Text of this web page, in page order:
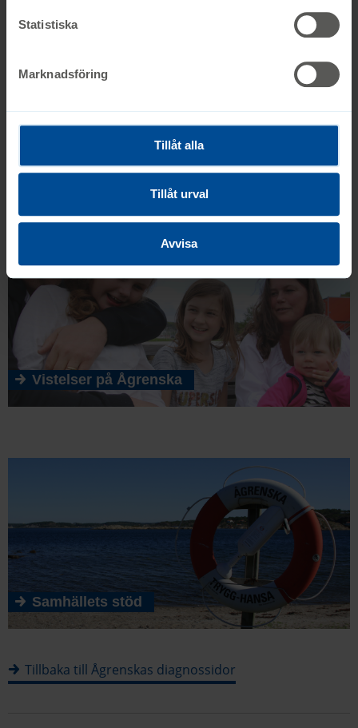
Statistiska
Marknadsföring
Tillåt alla
Tillåt urval
Avvisa
Vistelser på Ågrenska
Samhällets stöd
Tillbaka till Ågrenskas diagnossidor